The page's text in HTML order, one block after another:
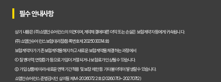
필수 안내사항
상기 내용은 (주)쇼엠인슈어런스의 의견이며, 계약체결에 따른 이익 또는 손실은 보험계약자 등에게 귀속됩니다.
(주)쇼엠인슈어런스 보험대리점(등록번호 제2025030014호)
보험계약자가 기존 보험계약을 해지하고 새로운 보험계약을 체결하는 과정에서
① 질병이력, 연령증가 등으로 가입이 거절되거나 보험료가 인상될 수 있습니다.
② 가입 상품에 따라 새로운 면책기간 적용 및 보장 제한 등 기타 불이익이 발생할 수 있습니다.
쇼엠인슈어런스 준법감시인 심의필 제M-20260722호 (2026.07.13~2027.07.12)